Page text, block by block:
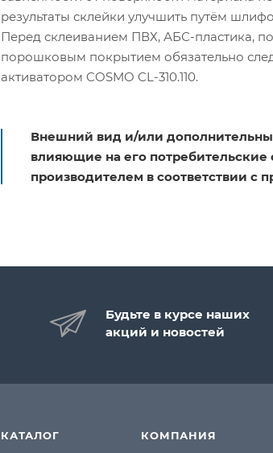
результаты склейки улучшить путём
Перед склеиванием ПВХ, АБС-пластика,
порошковым покрытием обязательно
активатором COSMO CL-310.110.
Внешний вид и/или
влияющие на его потребительские
производителем в соответствии с
Будьте в курсе наших
акций и новостей
КАТАЛОГ КОМПАНИЯ